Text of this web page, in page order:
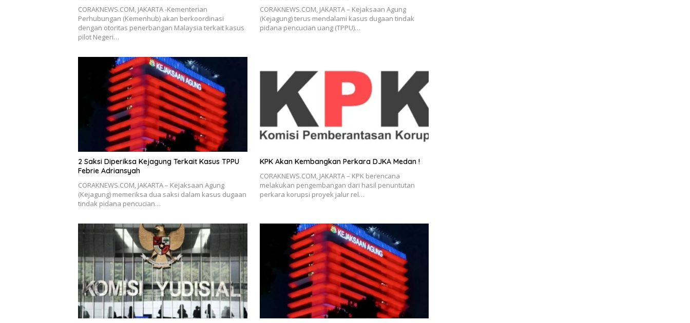
CORAKNEWS.COM, JAKARTA -Kementerian
Perhubungan (Kemenhub) akan berkoordinasi
dengan otoritas penerbangan Malaysia terkait kasus
pilot Negeri…
CORAKNEWS.COM, JAKARTA – Kejaksaan Agung
(Kejagung) terus mendalami kasus dugaan tindak
pidana pencucian uang (TPPU)…
2 Saksi Diperiksa Kejagung Terkait Kasus TPPU
Febrie Adriansyah
CORAKNEWS.COM, JAKARTA – Kejaksaan Agung
(Kejagung) memeriksa dua saksi dalam kasus dugaan
tindak pidana pencucian…
KPK Akan Kembangkan Perkara DJKA Medan !
CORAKNEWS.COM, JAKARTA – KPK berencana
melakukan pengembangan dari hasil penuntutan
perkara korupsi proyek jalur rel…